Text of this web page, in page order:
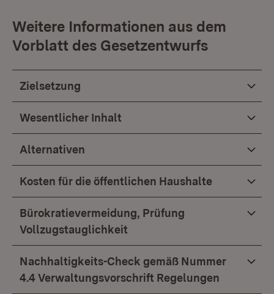
Weitere Informationen aus dem
Vorblatt des Gesetzentwurfs
Zielsetzung
Wesentlicher Inhalt
Alternativen
Kosten für die öffentlichen Haushalte
Bürokratievermeidung, Prüfung
Vollzugstauglichkeit
Nachhaltigkeits-Check gemäß Nummer
4.4 Verwaltungsvorschrift Regelungen